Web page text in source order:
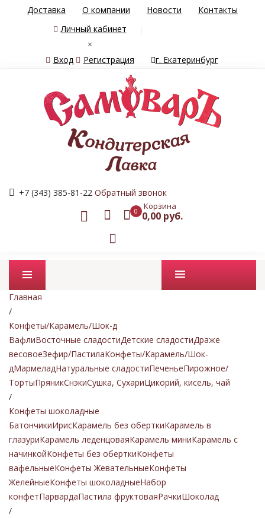
Доставка О компании Новости
Контакты
Личный кабинет
×
Вход
Регистрация г. Екатеринбург
+7 (343) 385-81-22 Обратный звонок
0 Корзина
0,00 руб.
Промо товары
Главная
/
Конфеты/Карамель/Шок-д
ВафлиВосточные сладостиДетские сладостиДраже
весовоеЗефир/ПастилаКонфеты/Карамель/Шок-
дМармеладНатуральные сладостиПеченьеПирожное/
ТортыПряникСнэкиСушка, СухариЦикорий, кисель, чай
/
Конфеты шоколадные
БатончикиИрисКарамель без оберткиКарамель в
глазуриКарамель леденцоваяКарамель миниКарамель с
начинкойКонфеты без оберткиКонфеты
вафельныеКонфеты ЖевательныеКонфеты
ЖелейныеКонфеты шоколадныеНабор
конфетПарвардаПастила фруктоваяРачкиШоколад
/